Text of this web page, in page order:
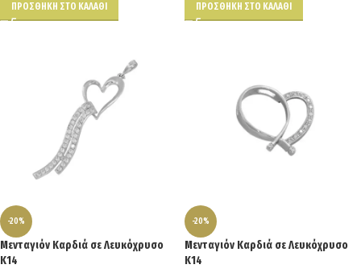
ΠΡΟΣΘΉΚΗ ΣΤΟ ΚΑΛΆΘΙ ΠΡΟΣΘΉΚΗ ΣΤΟ ΚΑΛΆΘΙ
-20%
Μενταγιόν Καρδιά σε Λευκόχρυσο
Κ14
-20%
Μενταγιόν Καρδιά σε Λευκόχρυσο
Κ14